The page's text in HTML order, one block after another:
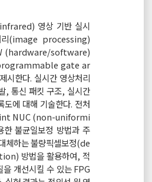
영상 기반 실시
(image processing)
(hardware/software)
gate ar
시한다. 실시간 영상처리
, 통신 패킷 구조, 실시간
도에 대해 기술한다. 전처
NUC (non-uniformi
불균일보정 방법과 주
체하는 불량픽셀보정(de
방법을 활용하여, 적
을 개선시킬 수 있는 FPG